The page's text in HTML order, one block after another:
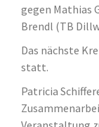
gegen Mathias
Brendl (TB
Das nächste
statt.
Patricia